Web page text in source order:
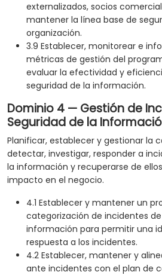
externalizados, socios
mantener la línea base de
organización.
3.9 Establecer, monitorear e
métricas de gestión del
evaluar la efectividad y
seguridad de la información.
Dominio 4 — Gestión de
Seguridad de la
Planificar, establecer y gestionar la
detectar, investigar, responder a
la información y recuperarse de
impacto en el negocio.
4.1 Establecer y mantener un
categorización de incidentes
información para permitir una
respuesta a los incidentes.
4.2 Establecer, mantener y
ante incidentes con el plan de